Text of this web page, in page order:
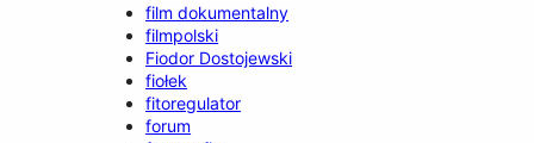
film dokumentalny
filmpolski
Fiodor Dostojewski
fiołek
fitoregulator
forum